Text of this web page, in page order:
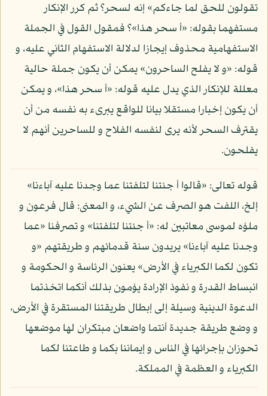
تقولون للحق لما جاءكم» إنه لسحر؟ ثم كرر الإنكار
مستفهما بقوله: «أ سحر هذا»؟ فمقول القول في الجملة
الاستفهامية محذوف إيجازا لدلالة الاستفهام الثاني عليه، و
قوله: «و لا يفلح الساحرون» يمكن أن يكون جملة حالية
معللة للإنكار الذي يدل عليه قوله: «أ سحر هذا»، و يمكن
أن يكون إخبارا مستقلا بيانا للواقع يبرىء به نفسه من أن
يقترف السحر لأنه يرى لنفسه الفلاح و للساحرين أنهم لا
يفلحون.
قوله تعالى: «قالوا أ جئتنا لتلفتنا عما وجدنا عليه آباءنا»
إلخ، اللفت هو الصرف عن الشيء، و المعنى: قال فرعون و
ملؤه لموسى معاتبين له: «أ جئتنا لتلفتنا» و تصرفنا «عما
وجدنا عليه آباءنا» يريدون سنة قدمائهم و طريقتهم «و
تكون لكما الكبرياء في الأرض» يعنون الرئاسة و الحكومة و
انبساط القدرة و نفوذ الإرادة يؤمون بذلك أنكما اتخذتما
الدعوة الدينية وسيلة إلى إبطال طريقتنا المستقرة في الأرض،
و وضع طريقة جديدة أنتما واضعان مبتكران لها موضعها
تحوزان بإجرائها في الناس و إيماننا بكما و طاعتنا لكما
الكبرياء و العظمة في المملكة.